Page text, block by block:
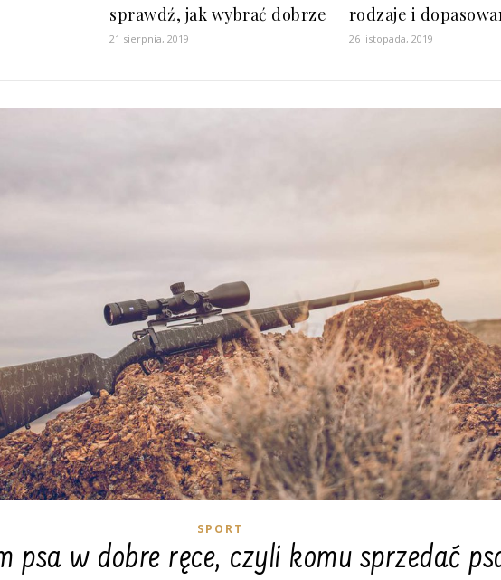
sprawdź, jak wybrać dobrze
21 sierpnia, 2019
rodzaje i
26 listopada, 2019
SPORT
psa w dobre ręce, czyli komu sprzedać